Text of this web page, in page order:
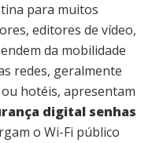
para muitos
editores de vídeo,
da mobilidade
redes, geralmente
hotéis, apresentam
digital senhas
o Wi-Fi público